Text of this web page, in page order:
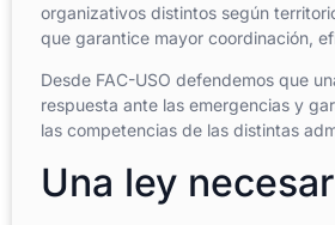
organizativos distintos según
que garantice mayor coordinación,
Desde FAC-USO defendemos que
respuesta ante las emergencias y
las competencias de las distintas
Una ley